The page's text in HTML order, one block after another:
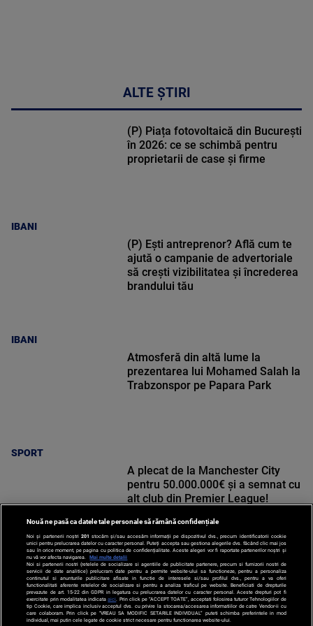
ALTE ȘTIRI
IBANI
(P) Piața fotovoltaică din București
în 2026: ce se schimbă pentru
proprietarii de case și firme
IBANI
(P) Ești antreprenor? Află cum te
ajută o campanie de advertoriale
să crești vizibilitatea și încrederea
brandului tău
SPORT
Atmosferă din altă lume la
prezentarea lui Mohamed Salah la
Trabzonspor pe Papara Park
SPORT
A plecat de la Manchester City
pentru 50.000.000€ și a semnat cu
alt club din Premier League!
Nouă ne pasă ca datele tale personale să rămână confidențiale
Noi și partenerii noștri 201 stocăm și/sau accesăm informații pe dispozitivul dvs., precum identificatorii cookie
unici pentru prelucrarea datelor cu caracter personal. Puteți accepta sau gestiona alegerile dvs. făcând clic mai jos
sau în orice moment, pe pagina cu politica de confidențialitate. Aceste alegeri vor fi raportate partenerilor noștri și
nu vă vor afecta navigarea.
Mai multe detalii
Noi si partenerii nostri (retelele de socializare si agentiile de publicitate partenere, precum si furnizorii nostri de
servicii de date analitice) prelucram date pentru a permite website-ului sa functioneze, pentru a personaliza
continutul si anunturile publicitare afisate in functie de interesele si/sau profilul dvs., pentru a va oferi
functionalitati aferente retelelor de socializare si pentru a analiza traficul pe website. Beneficiati de drepturile
prevazute de art. 15-22 din GDPR in legatura cu prelucrarea datelor cu caracter personal. Aceste drepturi pot fi
exercitate prin modalitatea indicataaici . Prin click pe “ACCEPT TOATE”, acceptati folosirea tuturor Tehnologiilor de
tip Cookie, care implica inclusiv acceptul dvs. cu privire la stocarea/accesarea informatiilor de catre Vendor-ii cu
care colaboram. Prin click pe “VREAU SA MODIFIC SETARILE INDIVIDUAL” puteti schimba preferintele in mod
individual, mai putin cele legate de cookie strict necesare pentru functionarea website-ului.